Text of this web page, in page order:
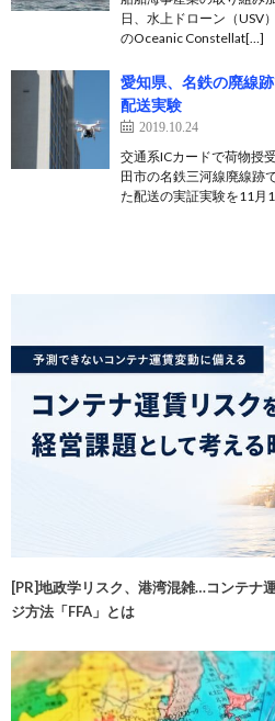
日、水上ドローン（USV
のOceanic Constellat[…]
愛知県、名鉄の廃線
配送実験
2019.10.24
交通系ICカードで荷物授
田市の名鉄三河線廃線跡
た配送の実証実験を11月
[PR]地政学リスク、港湾混雑…コンテナ
ジ方法「FFA」とは